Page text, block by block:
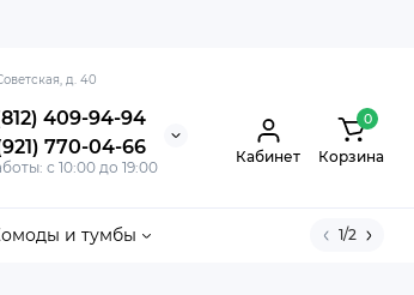
д. 40
409-94-94
770-04-66
с 10:00 до 19:00
Кабинет
0
Корзина
и тумбы 1/2